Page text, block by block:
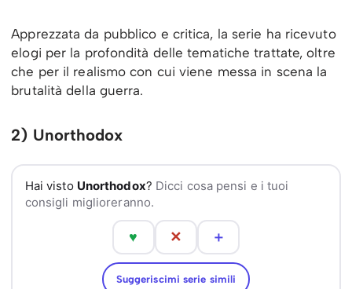
Apprezzata da pubblico e critica, la serie ha ricevuto
elogi per la profondità delle tematiche trattate, oltre
che per il realismo con cui viene messa in scena la
brutalità della guerra.
2) Unorthodox
Hai visto Unorthodox? Dicci cosa pensi e i tuoi
consigli miglioreranno.
♥ ✕ ＋
Suggeriscimi serie simili